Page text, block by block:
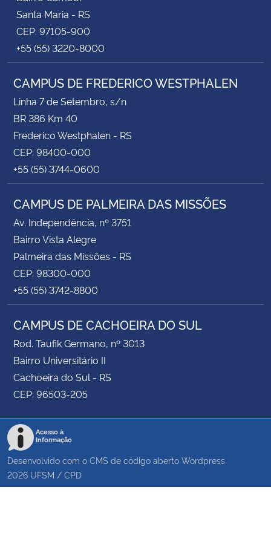
Santa Maria - RS
CEP: 97105-900
+55 (55) 3220-8000
CAMPUS DE FREDERICO WESTPHALEN
Linha 7 de Setembro, s/n
BR 386 Km 40
Frederico Westphalen - RS
CEP: 98400-000
+55 (55) 3744-0600
CAMPUS DE PALMEIRA DAS MISSÕES
Av. Independência, nº 3751
Bairro Vista Alegre
Palmeira das Missões - RS
CEP: 98300-000
+55 (55) 3742-8800
CAMPUS DE CACHOEIRA DO SUL
Rod. Taufik Germano, nº 3013
Bairro Universitário II
Cachoeira do Sul - RS
CEP: 96503-205
Acesso à
Informação
Desenvolvido com o CMS de código aberto Wordpress
2026 UFSM / CPD